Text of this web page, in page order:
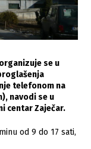
se u
telefonom na
navodi se u
centar Zaječar.
od 9 do 17 sati,